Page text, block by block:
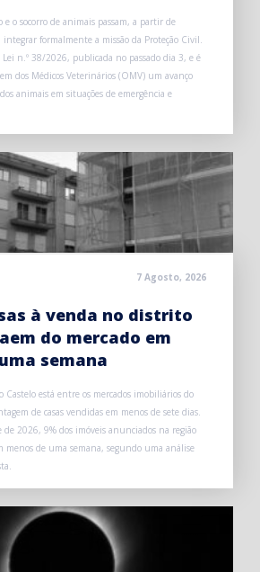
e o socorro de animais passam, a partir de
integrar formalmente a missão da Proteção Civil.
n.º 38/2026, publicada no passado dia 3, e é
dos Médicos Veterinários (OMV) um avanço
animais em situações de emergência e
7 Agosto, 2026
à venda no distrito
do mercado em
semana
está entre os mercados imobiliários do
de casas vendidas em menos de sete dias.
2026, 9% dos imóveis anunciados na região
menos de uma semana, segundo uma análise